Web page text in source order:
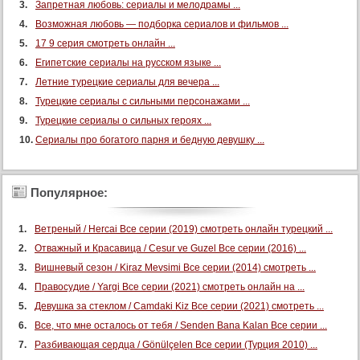
Запретная любовь: сериалы и мелодрамы ...
Возможная любовь — подборка сериалов и фильмов ...
17 9 серия смотреть онлайн ...
Египетские сериалы на русском языке ...
Летние турецкие сериалы для вечера ...
Турецкие сериалы с сильными персонажами ...
Турецкие сериалы о сильных героях ...
Сериалы про богатого парня и бедную девушку ...
Популярное:
Ветреный / Hercai Все серии (2019) смотреть онлайн турецкий ...
Отважный и Красавица / Cesur ve Guzel Все серии (2016) ...
Вишневый сезон / Kiraz Mevsimi Все серии (2014) смотреть ...
Правосудие / Yargi Все серии (2021) смотреть онлайн на ...
Девушка за стеклом / Camdaki Kiz Все серии (2021) смотреть ...
Все, что мне осталось от тебя / Senden Bana Kalan Все серии ...
Разбивающая сердца / Gönülçelen Все серии (Турция 2010) ...